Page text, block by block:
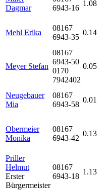
Dagmar
6943-16
1.08
Mehl Erika
08167
6943-35
0.14
Meyer Stefan
08167
6943-50
0170
7942402
0.05
Neugebauer
Mia
08167
6943-58
0.01
Obermeier
Monika
08167
6943-42
0.13
Priller
Helmut
Erster
Bürgermeister
08167
6943-18
1.13